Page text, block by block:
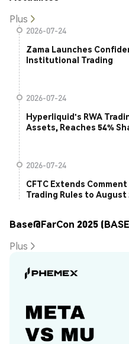
Plus
2026-07-24
Zama Launches
Institutional Trading
2026-07-24
Hyperliquid's RWA
Assets, Reaches 54%
2026-07-24
CFTC Extends
Trading Rules to August
Base@FarCon 2025
Plus